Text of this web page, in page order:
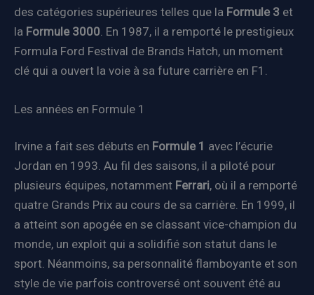
des catégories supérieures telles que la Formule 3 et
la Formule 3000 . En 1987, il a remporté le prestigieux
Formula Ford Festival de Brands Hatch, un moment
clé qui a ouvert la voie à sa future carrière en F1.
Les années en Formule 1
Irvine a fait ses débuts en Formule 1 avec l’écurie
Jordan en 1993. Au fil des saisons, il a piloté pour
plusieurs équipes, notamment Ferrari, où il a remporté
quatre Grands Prix au cours de sa carrière. En 1999, il
a atteint son apogée en se classant vice-champion du
monde, un exploit qui a solidifié son statut dans le
sport. Néanmoins, sa personnalité flamboyante et son
style de vie parfois controversé ont souvent été au